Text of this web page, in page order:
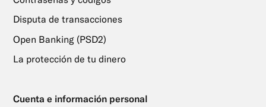
Disputa de transacciones
Open Banking (PSD2)
La protección de tu dinero
Cuenta e información personal